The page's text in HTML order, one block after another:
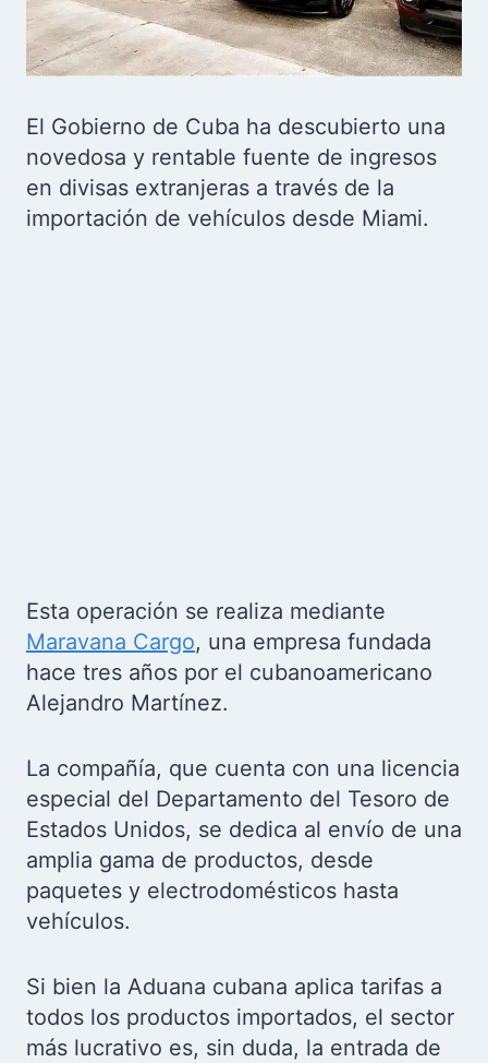
El Gobierno de Cuba ha descubierto una
novedosa y rentable fuente de ingresos
en divisas extranjeras a través de la
importación de vehículos desde Miami.
Esta operación se realiza mediante
Maravana Cargo, una empresa fundada
hace tres años por el cubanoamericano
Alejandro Martínez.
La compañía, que cuenta con una licencia
especial del Departamento del Tesoro de
Estados Unidos, se dedica al envío de una
amplia gama de productos, desde
paquetes y electrodomésticos hasta
vehículos.
Si bien la Aduana cubana aplica tarifas a
todos los productos importados, el sector
más lucrativo es, sin duda, la entrada de